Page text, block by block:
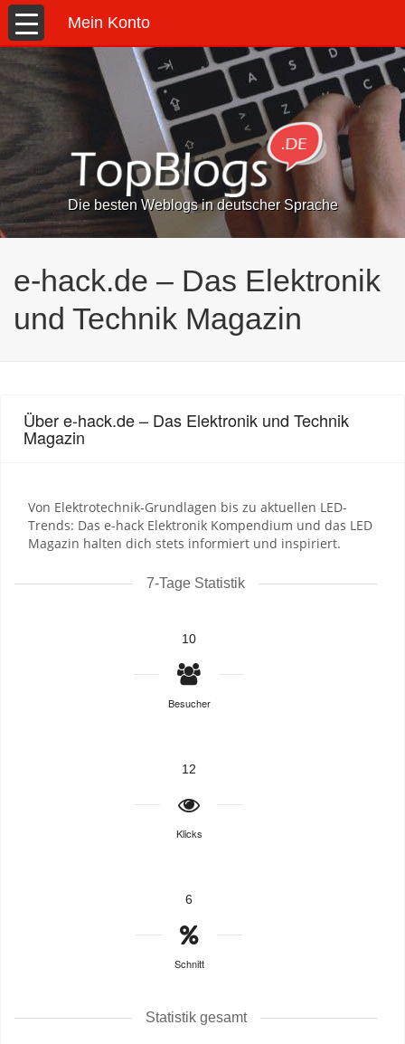
Mein Konto
Die besten Weblogs in deutscher Sprache
e-hack.de – Das Elektronik
und Technik Magazin
Über e-hack.de – Das Elektronik und Technik
Magazin
Von Elektrotechnik-Grundlagen bis zu aktuellen LED-
Trends: Das e-hack Elektronik Kompendium und das LED
Magazin halten dich stets informiert und inspiriert.
7-Tage Statistik
10
Besucher
12
Klicks
6
Schnitt
Statistik gesamt